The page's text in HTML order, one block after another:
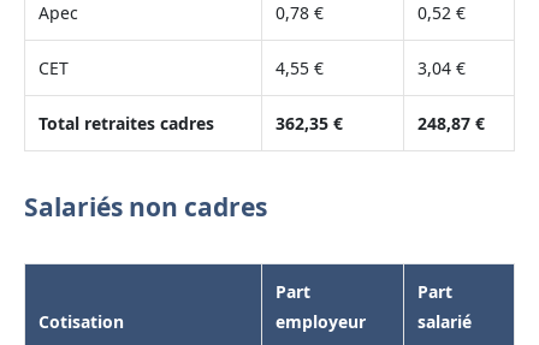
Apec 0,78 € 0,52 €
CET 4,55 € 3,04 €
Total retraites cadres 362,35 € 248,87 €
Salariés non cadres
Cotisation
Part
employeur
Part
salarié